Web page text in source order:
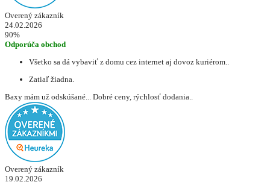
Overený zákazník
24.02.2026
90%
Odporúča obchod
Všetko sa dá vybaviť z domu cez internet aj dovoz kuriérom..
Zatiaľ žiadna.
Baxy mám už odskúšané... Dobré ceny, rýchlosť dodania..
Overený zákazník
19.02.2026